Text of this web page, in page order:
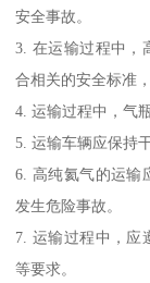
安全事故。
3. 在运输过程中，
合相关的安全标准
4. 运输过程中，气
5. 运输车辆应保持
6. 高纯氦气的运输
发生危险事故。
7. 运输过程中，应
等要求。